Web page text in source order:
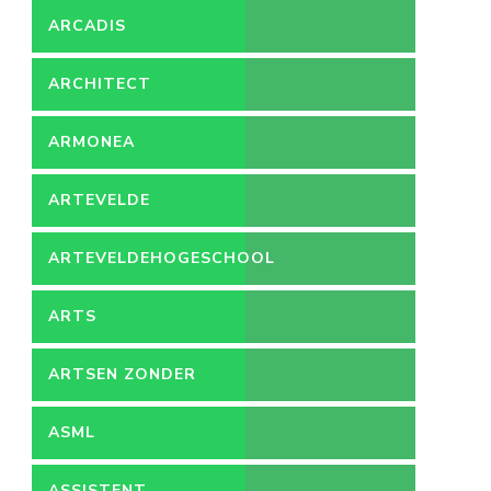
ARCADIS
ARCHITECT
ARMONEA
ARTEVELDE
ARTEVELDEHOGESCHOOL
ARTS
ARTSEN ZONDER
GRENZEN
ASML